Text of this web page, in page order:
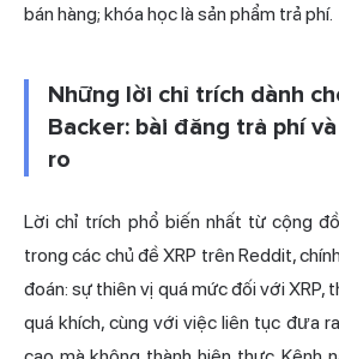
bán hàng; khóa học là sản phẩm trả phí.
Những lời chỉ trích dành
Backer: bài đăng trả phí
ro
Lời chỉ trích phổ biến nhất từ cộng
trong các chủ đề XRP trên Reddit,
đoán: sự thiên vị quá mức đối với XRP,
quá khích, cùng với việc liên tục đưa